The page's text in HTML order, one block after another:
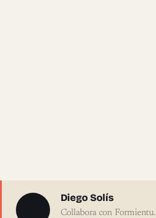
Sobre l'autor
Diego Solís
Collabora con Formientu.